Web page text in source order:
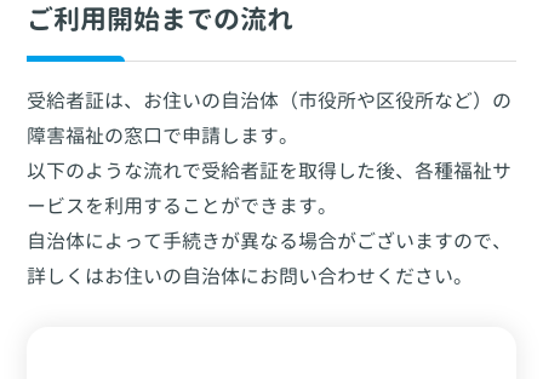
ご利用開始までの流れ
受給者証は、お住いの自治体（市役所や区役所など）の
障害福祉の窓口で申請します。
以下のような流れで受給者証を取得した後、各種福祉サ
ービスを利用することができます。
自治体によって手続きが異なる場合がございますので、
詳しくはお住いの自治体にお問い合わせください。